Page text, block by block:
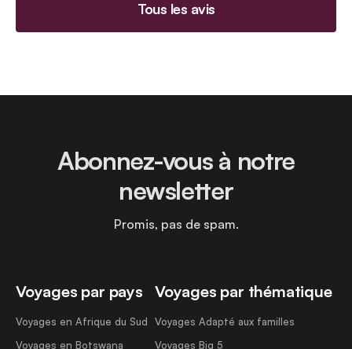
Tous les avis
Voyages par pays
Voyages en Afrique du Sud
Voyages en Botswana
Voyages par thématique
Voyages Adapté aux familles
Voyages Big 5
Abonnez-vous à notre
newsletter
Promis, pas de spam.